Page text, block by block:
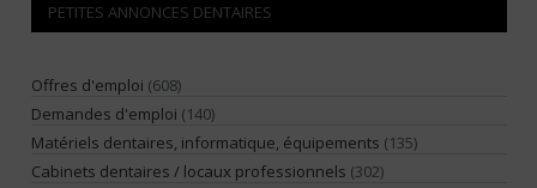
PETITES ANNONCES DENTAIRES
Offres d'emploi (608)
Demandes d'emploi (140)
Matériels dentaires, informatique, équipements (135)
Cabinets dentaires / locaux professionnels (302)